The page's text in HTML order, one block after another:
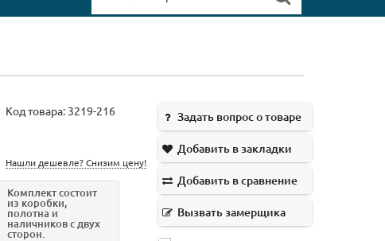
Код товара: 3219-216
Нашли дешевле? Снизим цену!
Комплект состоит
из коробки,
полотна и
наличников с двух
сторон.
Задать вопрос о товаре
Добавить в закладки
Добавить в сравнение
Вызвать замерщика